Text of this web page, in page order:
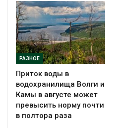
РАЗНОЕ
Приток воды в
водохранилища Волги и
Камы в августе может
превысить норму почти
в полтора раза